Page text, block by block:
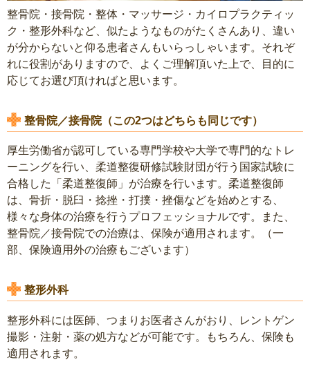
整骨院・接骨院・整体・マッサージ・カイロプラクティッ
ク・整形外科など、似たようなものがたくさんあり、違い
が分からないと仰る患者さんもいらっしゃいます。それぞ
れに役割がありますので、よくご理解頂いた上で、目的に
応じてお選び頂ければと思います。
整骨院／接骨院（この2つはどちらも同じです）
厚生労働省が認可している専門学校や大学で専門的なトレ
ーニングを行い、柔道整復研修試験財団が行う国家試験に
合格した「柔道整復師」が治療を行います。柔道整復師
は、骨折・脱臼・捻挫・打撲・挫傷などを始めとする、
様々な身体の治療を行うプロフェッショナルです。また、
整骨院／接骨院での治療は、保険が適用されます。（一
部、保険適用外の治療もございます）
整形外科
整形外科には医師、つまりお医者さんがおり、レントゲン
撮影・注射・薬の処方などが可能です。もちろん、保険も
適用されます。